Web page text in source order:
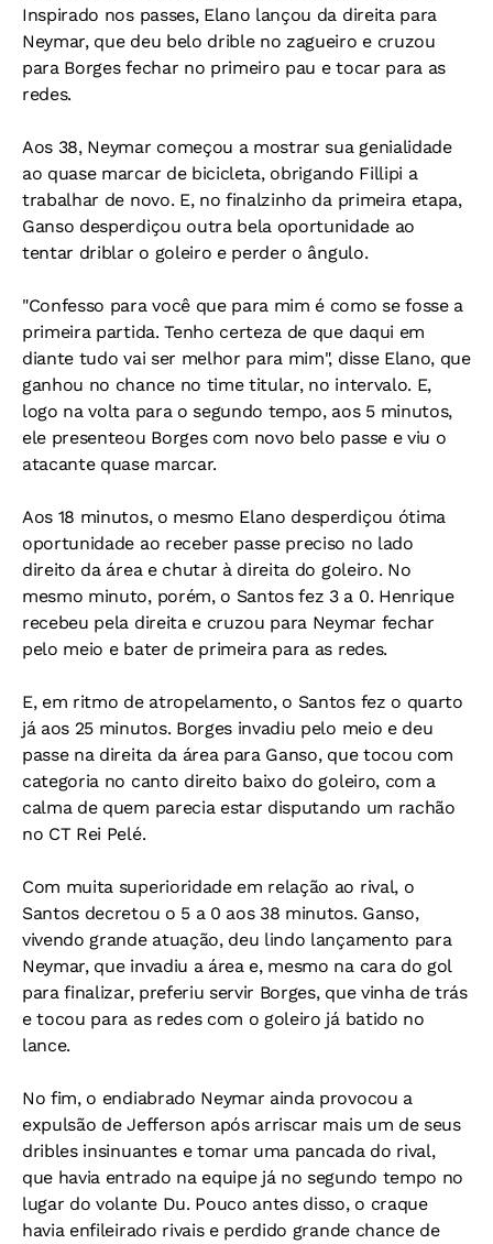
Inspirado nos passes, Elano lançou da direita para
Neymar, que deu belo drible no zagueiro e cruzou
para Borges fechar no primeiro pau e tocar para as
redes.
Aos 38, Neymar começou a mostrar sua genialidade
ao quase marcar de bicicleta, obrigando Fillipi a
trabalhar de novo. E, no finalzinho da primeira etapa,
Ganso desperdiçou outra bela oportunidade ao
tentar driblar o goleiro e perder o ângulo.
"Confesso para você que para mim é como se fosse a
primeira partida. Tenho certeza de que daqui em
diante tudo vai ser melhor para mim", disse Elano, que
ganhou no chance no time titular, no intervalo. E,
logo na volta para o segundo tempo, aos 5 minutos,
ele presenteou Borges com novo belo passe e viu o
atacante quase marcar.
Aos 18 minutos, o mesmo Elano desperdiçou ótima
oportunidade ao receber passe preciso no lado
direito da área e chutar à direita do goleiro. No
mesmo minuto, porém, o Santos fez 3 a 0. Henrique
recebeu pela direita e cruzou para Neymar fechar
pelo meio e bater de primeira para as redes.
E, em ritmo de atropelamento, o Santos fez o quarto
já aos 25 minutos. Borges invadiu pelo meio e deu
passe na direita da área para Ganso, que tocou com
categoria no canto direito baixo do goleiro, com a
calma de quem parecia estar disputando um rachão
no CT Rei Pelé.
Com muita superioridade em relação ao rival, o
Santos decretou o 5 a 0 aos 38 minutos. Ganso,
vivendo grande atuação, deu lindo lançamento para
Neymar, que invadiu a área e, mesmo na cara do gol
para finalizar, preferiu servir Borges, que vinha de trás
e tocou para as redes com o goleiro já batido no
lance.
No fim, o endiabrado Neymar ainda provocou a
expulsão de Jefferson após arriscar mais um de seus
dribles insinuantes e tomar uma pancada do rival,
que havia entrado na equipe já no segundo tempo no
lugar do volante Du. Pouco antes disso, o craque
havia enfileirado rivais e perdido grande chance de